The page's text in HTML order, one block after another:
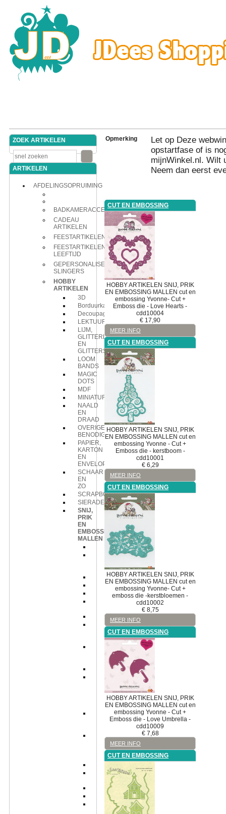
ZOEK ARTIKELEN
ARTIKELEN
AFDELINGSOPRUIMING
BADKAMERACCESSOIRES
CADEAU
ARTIKELEN
FEESTARTIKELEN
FEESTARTIKELEN
LEEFTIJD
GEPERSONALISEERDE
SLINGERS
HOBBY
ARTIKELEN
3D
Borduurkaarten
Decoupage
LEKTUUR
LIJM,
GLITTERLIJM
EN
GLITTERS
LOOM
BANDS
MAGIC
DOTS
MDF
MINIATUREN
NAALD
EN
DRAAD
OVERIGE
BENODIGDHEDEN
PAPIER,
KARTON
EN
ENVELOPPEN
SCHAAR
EN
ZO
SCRAPBOOK
SIERADEN
SNIJ,
PRIK
EN
EMBOSSING
MALLEN
Cutting
Cutting
Embossing
Die
Embossing
Machineplaten
Magneetmap
cut
en
embossing
en
stitch
cutting
Embossing
en
Debossing
cutting
en
cutting,
embossing
en
debossingmal
die
cut
embossing
prikmal
snij-
Opmerking
Let op Deze
opstartfase of is
mijnWinkel.nl. Wilt
Neem dan eerst
CUT EN EMBOSSING
HOBBY ARTIKELEN SNIJ, PRIK
EN EMBOSSING MALLEN cut en
embossing Yvonne- Cut +
Emboss die - Love Hearts -
cdd10004
€ 17,90
MEER INFO
CUT EN EMBOSSING
HOBBY ARTIKELEN SNIJ, PRIK
EN EMBOSSING MALLEN cut en
embossing Yvonne - Cut +
Emboss die - kerstboom -
cdd10001
€ 6,29
MEER INFO
CUT EN EMBOSSING
HOBBY ARTIKELEN SNIJ, PRIK
EN EMBOSSING MALLEN cut en
embossing Yvonne- Cut +
emboss die -kerstbloemen -
cdd10002
€ 8,75
MEER INFO
CUT EN EMBOSSING
HOBBY ARTIKELEN SNIJ, PRIK
EN EMBOSSING MALLEN cut en
embossing Yvonne - Cut +
Emboss die - Love Umbrella -
cdd10009
€ 7,68
MEER INFO
CUT EN EMBOSSING